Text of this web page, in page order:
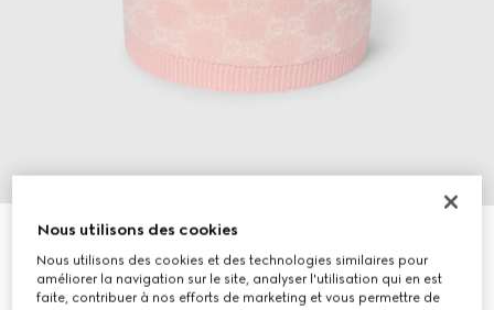
Bonnet pour bébé en laine GG
€ 180
Déclinaisons rose clair et blanc
Nous utilisons des cookies
Nous utilisons des cookies et des technologies similaires pour
améliorer la navigation sur le site, analyser l'utilisation qui en est
faite, contribuer à nos efforts de marketing et vous permettre de